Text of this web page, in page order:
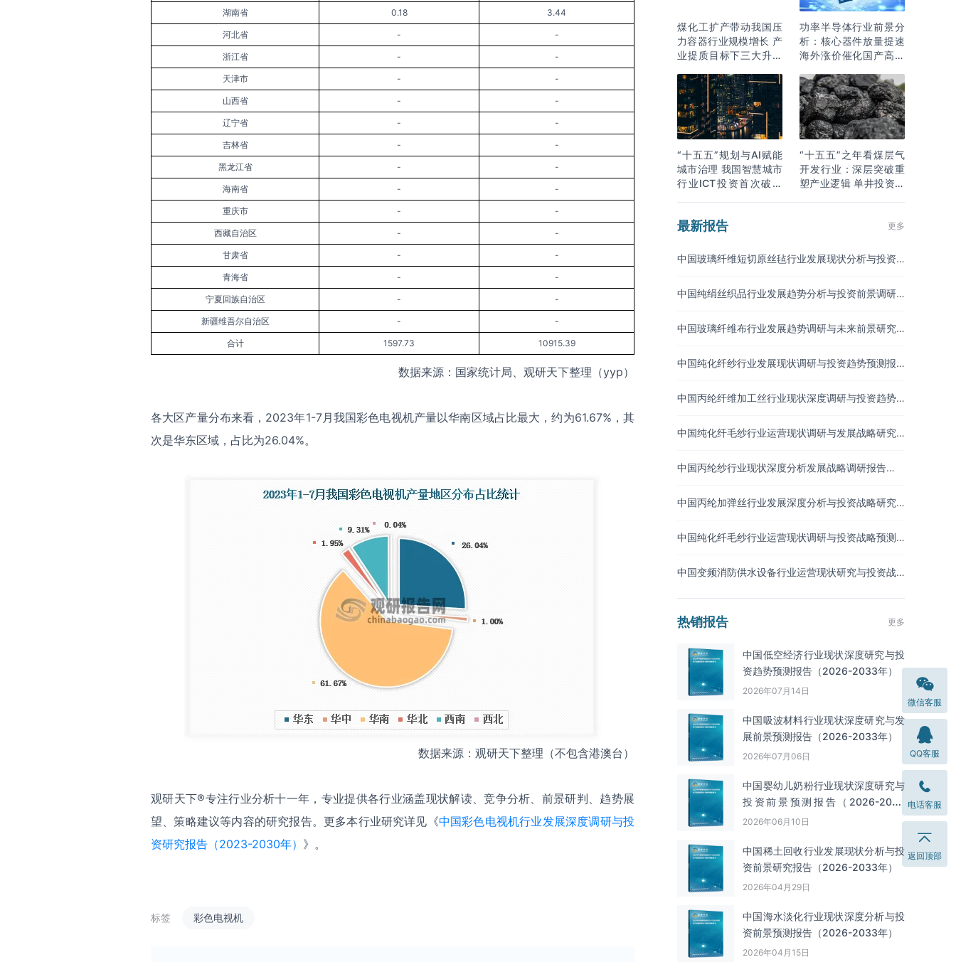
湖南省 0.18 3.44
河北省 - -
浙江省 - -
天津市 - -
山西省 - -
辽宁省 - -
吉林省 - -
黑龙江省 - -
海南省 - -
重庆市 - -
西藏自治区 - -
甘肃省 - -
青海省 - -
宁夏回族自治区 - -
新疆维吾尔自治区 - -
合计 1597.73 10915.39
数据来源：国家统计局、观研天下整理（yyp）
各大区产量分布来看，2023年1-7月我国彩色电视机产量以华南区域占比最大，约为61.67%，其
次是华东区域，占比为26.04%。
数据来源：观研天下整理（不包含港澳台）
观研天下®专注行业分析十一年，专业提供各行业涵盖现状解读、竞争分析、前景研判、趋势展
望、策略建议等内容的研究报告。更多本行业研究详见《中国彩色电视机行业发展深度调研与投
资研究报告（2023-2030年） 》。
标签 彩色电视机
煤化工扩产带动我国压
力容器行业规模增长 产
业提质目标下三大升级
功率半导体行业前景分
析：核心器件放量提速
海外涨价催化国产高端
“十五五”规划与AI赋能
城市治理 我国智慧城市
行业ICT投资首次破万
“十五五”之年看煤层气
开发行业：深层突破重
塑产业逻辑 单井投资成
最新报告 更多
中国玻璃纤维短切原丝毡行业发展现状分析与投资
中国纯绢丝织品行业发展趋势分析与投资前景调研
中国玻璃纤维布行业发展趋势调研与未来前景研究
中国纯化纤纱行业发展现状调研与投资趋势预测报
中国丙纶纤维加工丝行业现状深度调研与投资趋势
中国纯化纤毛纱行业运营现状调研与发展战略研究
中国丙纶纱行业现状深度分析发展战略调研报告
中国丙纶加弹丝行业发展深度分析与投资战略研究
中国纯化纤毛纱行业运营现状调研与投资战略预测
中国变频消防供水设备行业运营现状研究与投资战
热销报告 更多
中国低空经济行业现状深度研究与投
资趋势预测报告（2026-2033年）
2026年07月14日
中国吸波材料‌‌‌行业现状深度研究与发
展前景预测报告（2026-2033年）
2026年07月06日
中国婴幼儿奶粉行业现状深度研究与
投资前景预测报告（2026-2033
年）
2026年06月10日
中国‌‌稀土回收‌‌行业发展现状分析与投
资前景研究报告（2026-2033年）
2026年04月29日
中国海水淡化行业现状深度分析与投
资前景预测报告（2026-2033年）
2026年04月15日
微信客服
QQ客服
电话客服
返回顶部